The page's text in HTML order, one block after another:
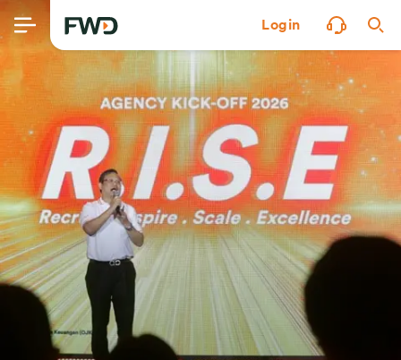
Login